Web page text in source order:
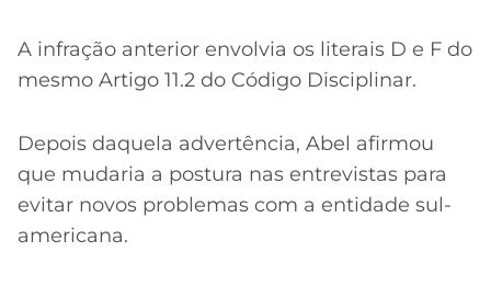
A infração anterior envolvia os literais D e F do
mesmo Artigo 11.2 do Código Disciplinar.
Depois daquela advertência, Abel afirmou
que mudaria a postura nas entrevistas para
evitar novos problemas com a entidade sul-
americana.